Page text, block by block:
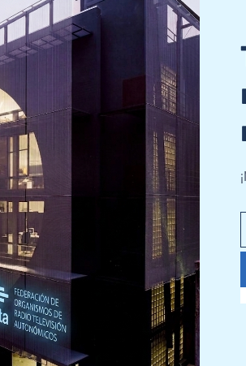
los servicios ofre-cidos en el
que la lista no inclu-ya ya una
de que se utilicen las cookies
que incluso puede
previs-tas para cualquiera de
otorgado en cual-quier
cookies.